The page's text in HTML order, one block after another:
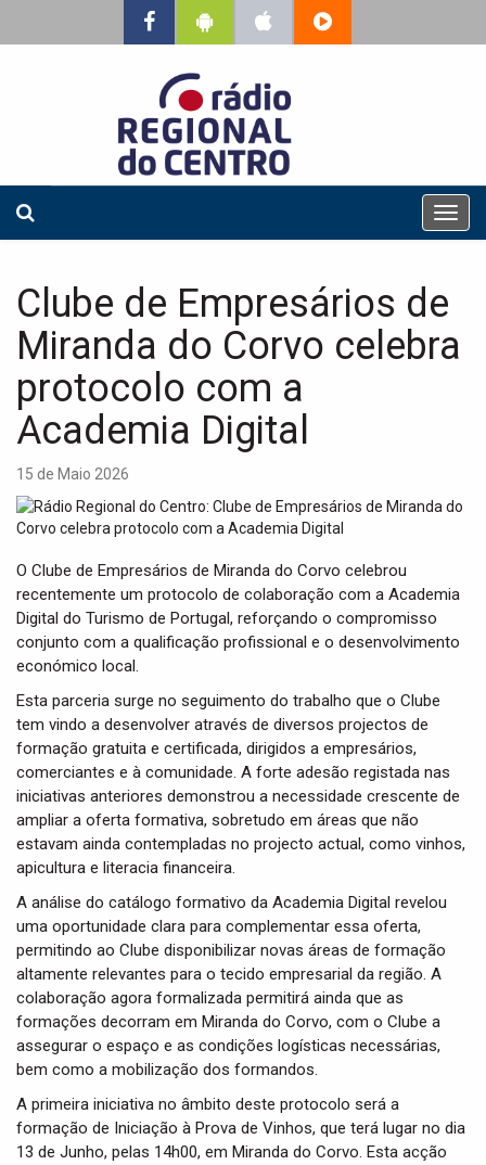
T
o
l
n
i
Clube de Empresários de
Miranda do Corvo celebra
protocolo com a
Academia Digital
15 de Maio 2026
O Clube de Empresários de Miranda do Corvo celebrou
recentemente um protocolo de colaboração com a Academia
Digital do Turismo de Portugal, reforçando o compromisso
conjunto com a qualificação profissional e o desenvolvimento
económico local.
Esta parceria surge no seguimento do trabalho que o Clube
tem vindo a desenvolver através de diversos projectos de
formação gratuita e certificada, dirigidos a empresários,
comerciantes e à comunidade. A forte adesão registada nas
iniciativas anteriores demonstrou a necessidade crescente de
ampliar a oferta formativa, sobretudo em áreas que não
estavam ainda contempladas no projecto actual, como vinhos,
apicultura e literacia financeira.
A análise do catálogo formativo da Academia Digital revelou
uma oportunidade clara para complementar essa oferta,
permitindo ao Clube disponibilizar novas áreas de formação
altamente relevantes para o tecido empresarial da região. A
colaboração agora formalizada permitirá ainda que as
formações decorram em Miranda do Corvo, com o Clube a
assegurar o espaço e as condições logísticas necessárias,
bem como a mobilização dos formandos.
A primeira iniciativa no âmbito deste protocolo será a
formação de Iniciação à Prova de Vinhos, que terá lugar no dia
13 de Junho, pelas 14h00, em Miranda do Corvo. Esta acção